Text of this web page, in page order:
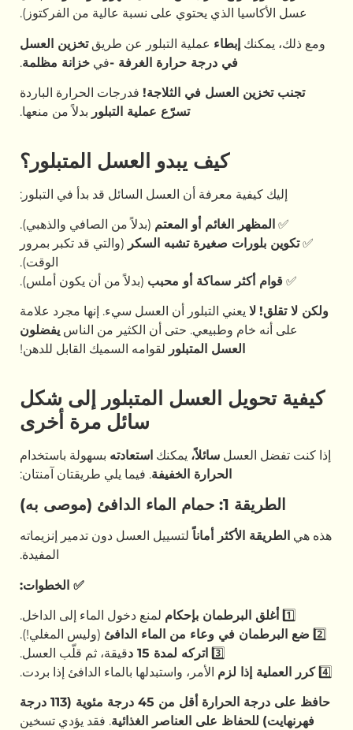
عسل الأكاسيا الذي يحتوي على نسبة عالية من الفركتوز).
ومع ذلك، يمكنك إبطاء عملية التبلور عن طريقتخزين العسل
في درجة حرارة الغرفة -في خزانة مظلمة.
تجنب تخزين العسل في الثلاجة! فدرجات الحرارة الباردة
تسرّع عملية التبلور بدلاً من منعها.
كيف يبدو العسل المتبلور؟
إليك كيفية معرفة أن العسل السائل قد بدأ في التبلور:
✅ المظهر الغائم أو المعتم (بدلاً من الصافي والذهبي).
✅تكوين بلورات صغيرة تشبه السكر (والتي قد تكبر بمرور
الوقت).
✅ قوام أكثر سماكة أو محبب (بدلاً من أن يكون أملس).
ولكن لا تقلق! لا يعني التبلور أن العسل سيء. إنها مجرد علامة
على أنه خام وطبيعي. حتى أن الكثير من الناس يفضلون
العسل المتبلور لقوامه السميك القابل للدهن!
كيفية تحويل العسل المتبلور إلى شكل
سائل مرة أخرى
إذا كنت تفضل العسل سائلاً، يمكنك استعادته بسهولة باستخدام
الحرارة الخفيفة. فيما يلي طريقتان آمنتان:
الطريقة 1: حمام الماء الدافئ (موصى به)
هذه هي الطريقة الأكثر أماناً لتسييل العسل دون تدمير إنزيماته
المفيدة.
✅ الخطوات:
1️⃣ أغلق البرطمان بإحكام لمنع دخول الماء إلى الداخل.
2️⃣ ضع البرطمان في وعاء من الماء الدافئ (وليس المغلي!).
3️⃣ اتركه لمدة 15 د
قيقة، ثم قلّب العسل.
4️⃣ كرر العملية إذا لزم الأمر، واستبدلها بالماء الدافئ إذا بردت.
حافظ على درجة الحرارة أقل من 45 درجة مئوية (113 درجة
فهرنهايت) للحفاظ على العناصر الغذائية. فقد يؤدي تسخين